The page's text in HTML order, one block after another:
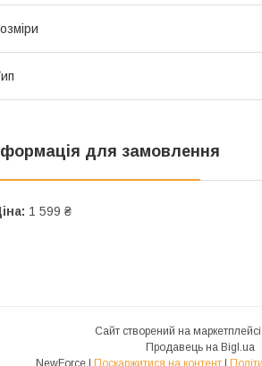
для замовлення
1 599 ₴
Сайт створений на маркетплейсі
Продавець на Bigl.ua
Поскаржитися на контент